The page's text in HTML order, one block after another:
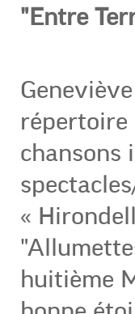
"Entre
chansons
«
huitième